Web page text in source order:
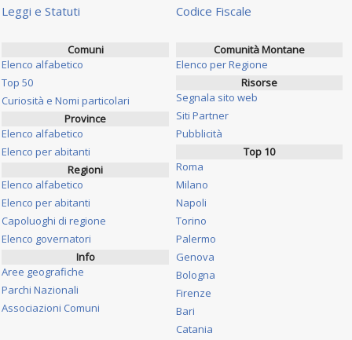
Leggi e Statuti
Codice Fiscale
Comuni
Elenco alfabetico
Top 50
Curiosità e Nomi particolari
Province
Elenco alfabetico
Elenco per abitanti
Regioni
Elenco alfabetico
Elenco per abitanti
Capoluoghi di regione
Elenco governatori
Info
Aree geografiche
Parchi Nazionali
Associazioni Comuni
Comunità Montane
Elenco per Regione
Risorse
Segnala sito web
Siti Partner
Pubblicità
Top 10
Roma
Milano
Napoli
Torino
Palermo
Genova
Bologna
Firenze
Bari
Catania